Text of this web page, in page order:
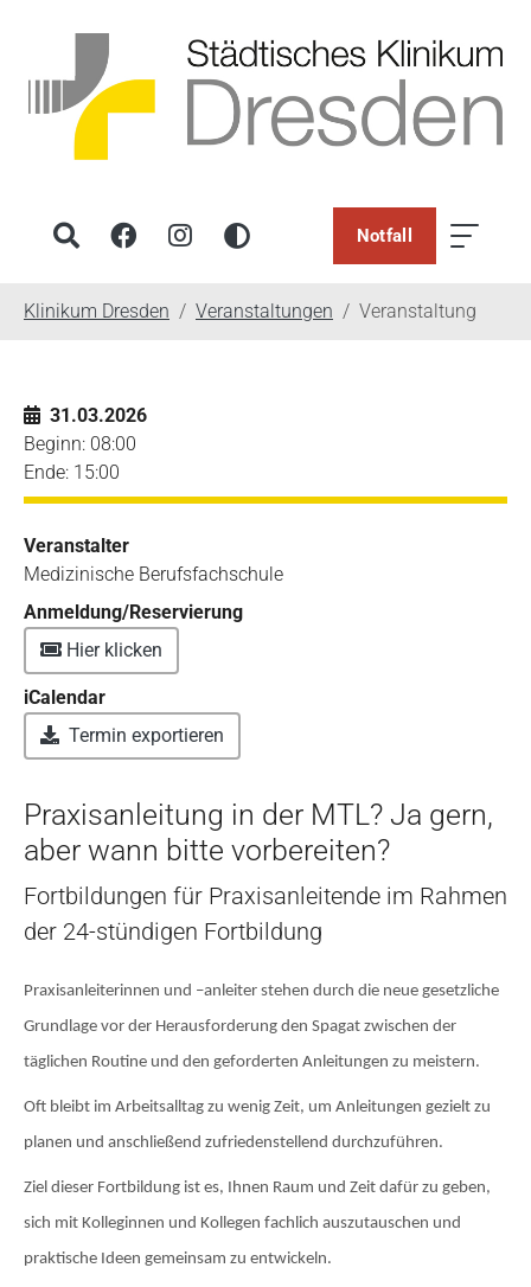
Notfall
Klinikum Dresden Veranstaltungen Veranstaltung
Praxisanleitung in der MTL? Ja gern,
aber wann bitte vorbereiten?
Fortbildungen für Praxisanleitende im Rahmen
der 24-stündigen Fortbildung
Praxisanleiterinnen und –anleiter stehen durch die neue gesetzliche
Grundlage vor der Herausforderung den Spagat zwischen der
täglichen Routine und den geforderten Anleitungen zu meistern.
Oft bleibt im Arbeitsalltag zu wenig Zeit, um Anleitungen gezielt zu
planen und anschließend zufriedenstellend durchzuführen.
Ziel dieser Fortbildung ist es, Ihnen Raum und Zeit dafür zu geben,
sich mit Kolleginnen und Kollegen fachlich auszutauschen und
praktische Ideen gemeinsam zu entwickeln.
31.03.2026
Beginn: 08:00
Ende: 15:00
Veranstalter
Medizinische Berufsfachschule
Anmeldung/Reservierung
Hier klicken
iCalendar
Termin exportieren